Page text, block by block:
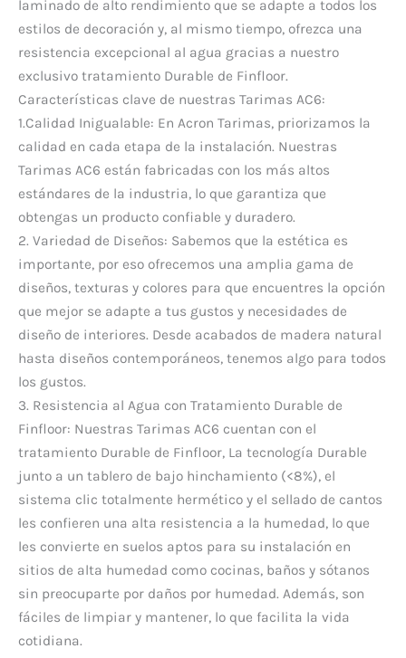
laminado de alto rendimiento que se adapte a todos los
estilos de decoración y, al mismo tiempo, ofrezca una
resistencia excepcional al agua gracias a nuestro
exclusivo tratamiento Durable de Finfloor.
Características clave de nuestras Tarimas AC6:
1.Calidad Inigualable: En Acron Tarimas, priorizamos la
calidad en cada etapa de la instalación. Nuestras
Tarimas AC6 están fabricadas con los más altos
estándares de la industria, lo que garantiza que
obtengas un producto confiable y duradero.
2. Variedad de Diseños: Sabemos que la estética es
importante, por eso ofrecemos una amplia gama de
diseños, texturas y colores para que encuentres la opción
que mejor se adapte a tus gustos y necesidades de
diseño de interiores. Desde acabados de madera natural
hasta diseños contemporáneos, tenemos algo para todos
los gustos.
3. Resistencia al Agua con Tratamiento Durable de
Finfloor: Nuestras Tarimas AC6 cuentan con el
tratamiento Durable de Finfloor, La tecnología Durable
junto a un tablero de bajo hinchamiento (<8%), el
sistema clic totalmente hermético y el sellado de cantos
les confieren una alta resistencia a la humedad, lo que
les convierte en suelos aptos para su instalación en
sitios de alta humedad como cocinas, baños y sótanos
sin preocuparte por daños por humedad. Además, son
fáciles de limpiar y mantener, lo que facilita la vida
cotidiana.